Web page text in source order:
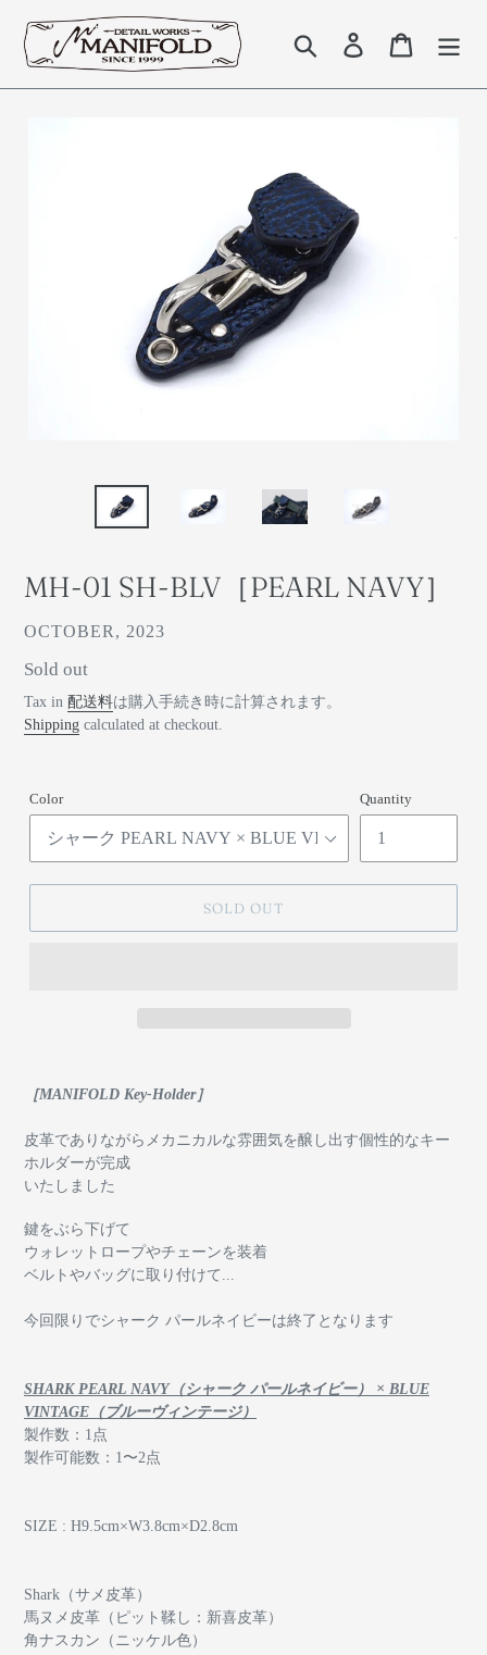
検索 Log in Cart
MH-01 SH-BLV［PEARL NAVY］
ベ
ダ
ー
OCTOBER, 2023
通
常
価
Sold out
Tax in 配送料は購入手続き時に計算されます。
Shipping calculated at checkout.
Color Quantity
SOLD OUT
［MANIFOLD Key-Holder］
皮革でありながらメカニカルな雰囲気を醸し出す個性的なキー
ホルダーが完成
いたしました
鍵をぶら下げて
ウォレットロープやチェーンを装着
ベルトやバッグに取り付けて...
今回限りでシャーク パールネイビーは終了となります
SHARK PEARL NAVY（シャーク パールネイビー） × BLUE
VINTAGE（ブルーヴィンテージ）
製作数：1点
製作可能数：1〜2点
SIZE : H9.5cm×W3.8cm×D2.8cm
Shark（サメ皮革）
馬ヌメ皮革（ピット鞣し：新喜皮革）
角ナスカン（ニッケル色）